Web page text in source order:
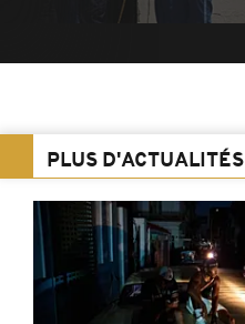
PLUS D'ACTUALITÉS